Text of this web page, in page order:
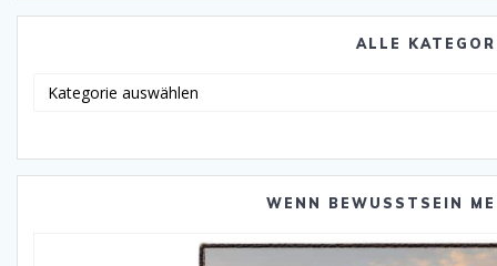
ALLE
WENN BEWUSSTSEIN